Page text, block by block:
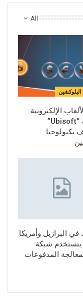
All
البلوكشين
الإلكترونية
العملاقة “Ubisoft”
تكنولوجيا
في البرازيل وأمريكا
يتستخدم شبكة
المدفوعات